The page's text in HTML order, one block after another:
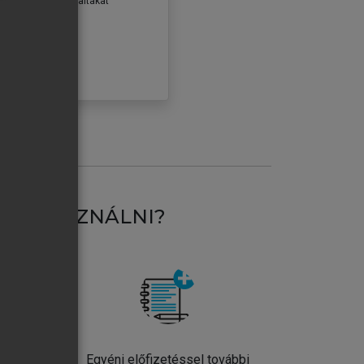
HASZNÁLNI?
Egyéni előfizetéssel további